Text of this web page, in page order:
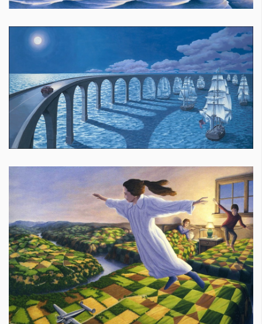
КАТЕГОРИИ
Wine&Dine
Подкасти
Мода
Dialogue
Изкуство
ЗА НАС
Условия за
ползване
За нас
Реклама
Политика за